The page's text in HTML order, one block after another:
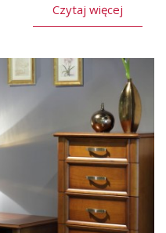
Czytaj więcej